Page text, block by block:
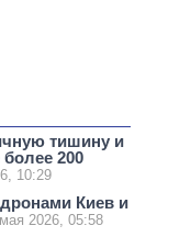
тишину и
200
10:29
Киев и
2026, 05:58